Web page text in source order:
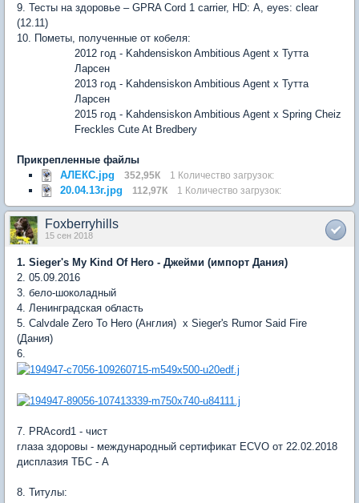
9. Тесты на здоровье – GPRA Cord 1 carrier, HD: А , eyes: clear
(12.11)
10. Пометы, полученные от кобеля:
2012 год - Kahdensiskon Ambitious Agent х Тутта
Ларсен
2013 год - Kahdensiskon Ambitious Agent х Тутта
Ларсен
2015 год - Kahdensiskon Ambitious Agent x Spring Cheiz
Freckles Cute At Bredbery
Прикрепленные файлы
АЛЕКС.jpg
352,95К 1 Количество загрузок:
20.04.13г.jpg 112,97К 1 Количество загрузок:
Foxberryhills
15 сен 2018
1. Sieger's My Kind Of Hero - Джейми (импорт Дания)
2. 05.09.2016
3. бело-шоколадный
4. Ленинградская область
5. Calvdale Zero To Hero (Англия) x Sieger's Rumor Said Fire
(Дания)
6.
7. PRAcord1 - чист
глаза здоровы - международный сертификат ECVO от 22.02.2018
дисплазия ТБС - А
8. Титулы: